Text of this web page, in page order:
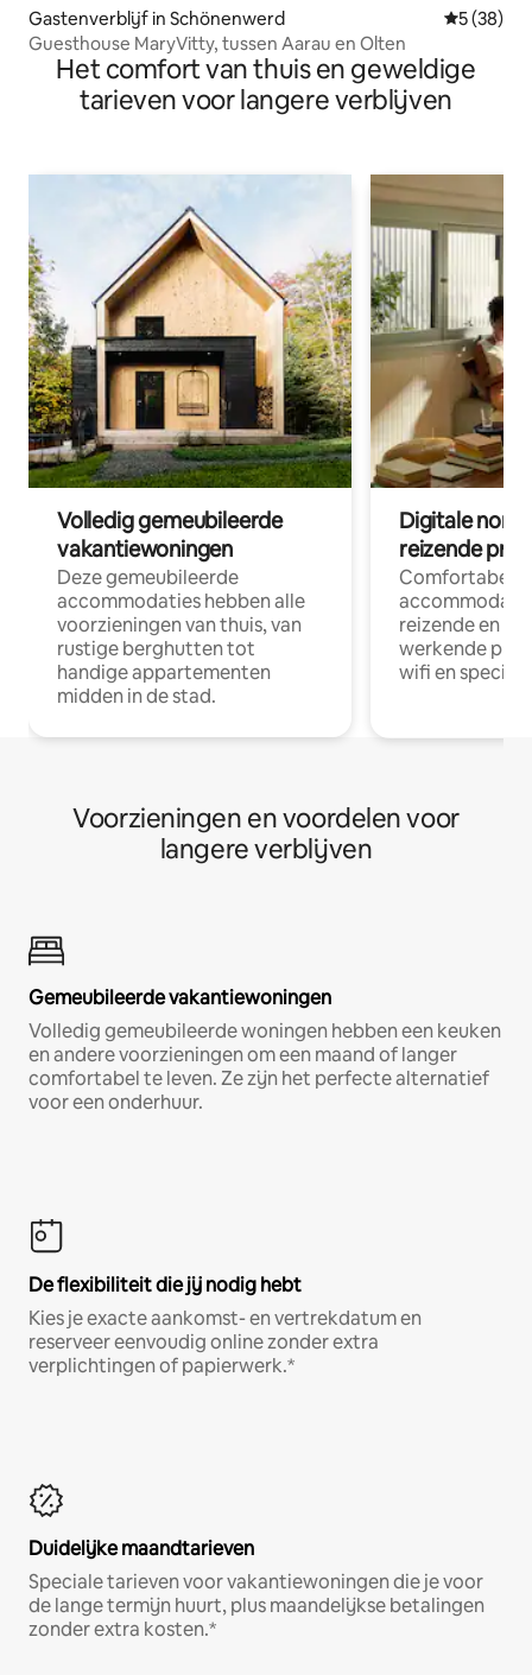
Gastenverblijf in Schönenwerd
5 (38)
Guesthouse MaryVitty, tussen Aarau en Olten
Het comfort van thuis en geweldige
tarieven voor langere verblijven
Volledig gemeubileerde
vakantiewoningen
Deze gemeubileerde
accommodaties hebben alle
voorzieningen van thuis, van
rustige berghutten tot
handige appartementen
midden in de stad.
Digitale
reizende
Comfortabele
reizende en
werkende
wifi en
Voorzieningen en voordelen voor
langere verblijven
Gemeubileerde vakantiewoningen
Volledig gemeubileerde woningen hebben een keuken
en andere voorzieningen om een maand of langer
comfortabel te leven. Ze zijn het perfecte alternatief
voor een onderhuur.
De flexibiliteit die jij nodig hebt
Kies je exacte aankomst- en vertrekdatum en
reserveer eenvoudig online zonder extra
verplichtingen of papierwerk.*
Duidelijke maandtarieven
Speciale tarieven voor vakantiewoningen die je voor
de lange termijn huurt, plus maandelijkse betalingen
zonder extra kosten.*